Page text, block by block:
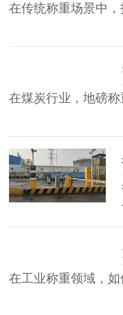
在传统称重场景中
在煤炭行业，地磅
在工业称重领域，